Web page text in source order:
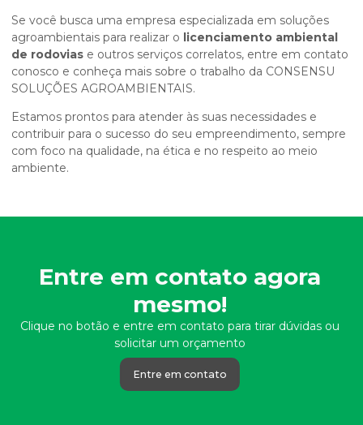
Se você busca uma empresa especializada em soluções
agroambientais para realizar o licenciamento ambiental
de rodovias e outros serviços correlatos, entre em contato
conosco e conheça mais sobre o trabalho da CONSENSU
SOLUÇÕES AGROAMBIENTAIS.
Estamos prontos para atender às suas necessidades e
contribuir para o sucesso do seu empreendimento, sempre
com foco na qualidade, na ética e no respeito ao meio
ambiente.
Entre em contato agora
mesmo!
Clique no botão e entre em contato para tirar dúvidas ou
solicitar um orçamento
Entre em contato